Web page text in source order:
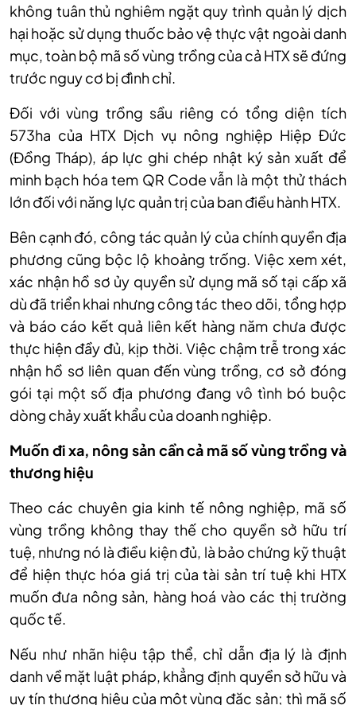
không tuân thủ nghiêm ngặt quy trình quản lý dịch
hại hoặc sử dụng thuốc bảo vệ thực vật ngoài danh
mục, toàn bộ mã số vùng trồng của cả HTX sẽ đứng
trước nguy cơ bị đình chỉ.
Đối với vùng trồng sầu riêng có tổng diện tích
573ha của HTX Dịch vụ nông nghiệp Hiệp Đức
(Đồng Tháp), áp lực ghi chép nhật ký sản xuất để
minh bạch hóa tem QR Code vẫn là một thử thách
lớn đối với năng lực quản trị của ban điều hành HTX.
Bên cạnh đó, công tác quản lý của chính quyền địa
phương cũng bộc lộ khoảng trống. Việc xem xét,
xác nhận hồ sơ ủy quyền sử dụng mã số tại cấp xã
dù đã triển khai nhưng công tác theo dõi, tổng hợp
và báo cáo kết quả liên kết hàng năm chưa được
thực hiện đầy đủ, kịp thời. Việc chậm trễ trong xác
nhận hồ sơ liên quan đến vùng trồng, cơ sở đóng
gói tại một số địa phương đang vô tình bó buộc
dòng chảy xuất khẩu của doanh nghiệp.
Muốn đi xa, nông sản cần cả mã số vùng trồng và
thương hiệu
Theo các chuyên gia kinh tế nông nghiệp, mã số
vùng trồng không thay thế cho quyền sở hữu trí
tuệ, nhưng nó là điều kiện đủ, là bảo chứng kỹ thuật
để hiện thực hóa giá trị của tài sản trí tuệ khi HTX
muốn đưa nông sản, hàng hoá vào các thị trường
quốc tế.
Nếu như nhãn hiệu tập thể, chỉ dẫn địa lý là định
danh về mặt luật pháp, khẳng định quyền sở hữu và
uy tín thương hiệu của một vùng đặc sản; thì mã số